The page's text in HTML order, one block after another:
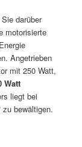
darüber
motorisierte
Angetrieben
mit 250 Watt,
Watt
liegt bei
bewältigen.